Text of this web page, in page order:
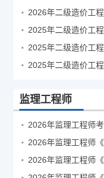
2026年二级造价工
2025年二级造价工
2025年二级造价工
监理工程师
2026年监理工程师